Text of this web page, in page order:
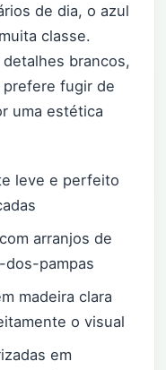
de dia, o azul
classe.
brancos,
fugir de
uma estética
leve e perfeito
arranjos de
dos-pampas
madeira clara
o visual
em